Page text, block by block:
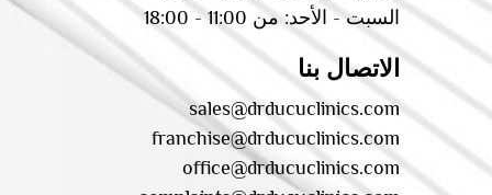
السبت - الأحد: من 11:00 - 18:00
الاتصال بنا
sales@drducuclinics.com
franchise@drducuclinics.com
office@drducuclinics.com